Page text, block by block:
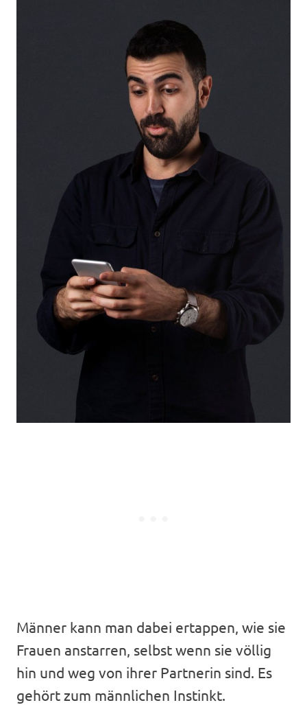
Männer kann man dabei ertappen, wie sie
Frauen anstarren, selbst wenn sie völlig
hin und weg von ihrer Partnerin sind. Es
gehört zum männlichen Instinkt.